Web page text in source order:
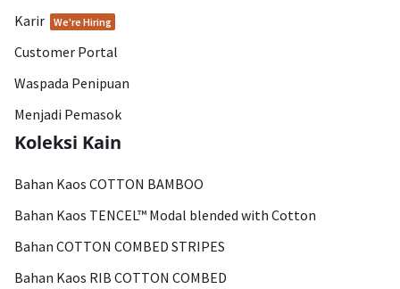
Karir
We're Hiring
Customer Portal
Waspada Penipuan
Menjadi Pemasok
Koleksi Kain
Bahan Kaos COTTON BAMBOO
Bahan Kaos TENCEL™ Modal blended with Cotton
Bahan COTTON COMBED STRIPES
Bahan Kaos RIB COTTON COMBED